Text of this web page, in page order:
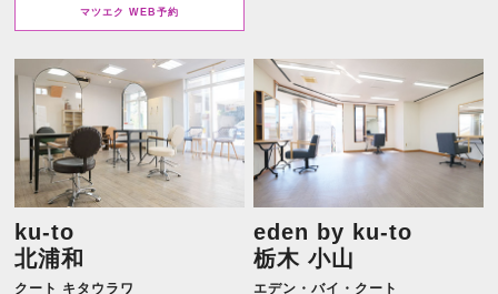
マツエク WEB予約
ku-to
北浦和
クート キタウラワ
eden by ku-to
栃木 小山
エデン・バイ・クート